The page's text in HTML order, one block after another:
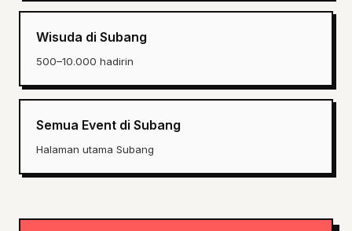
Wisuda di Subang
500–10.000 hadirin
Semua Event di Subang
Halaman utama Subang